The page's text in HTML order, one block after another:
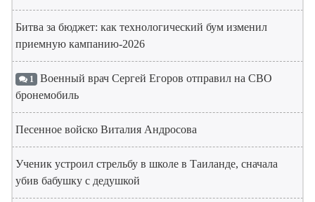
Битва за бюджет: как технологический бум изменил
приемную кампанию-2026
1 Военный врач Сергей Егоров отправил на СВО
бронемобиль
Песенное войско Виталия Андросова
Ученик устроил стрельбу в школе в Таиланде, сначала
убив бабушку с дедушкой